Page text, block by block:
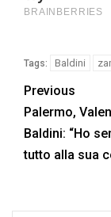
Tags: Baldini
Previous
Palermo,
Baldini: “Ho
tutto alla sua